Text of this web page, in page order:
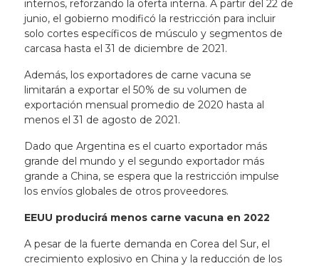
internos, reforzando la oferta interna. A partir del 22 de
junio, el gobierno modificó la restricción para incluir
solo cortes específicos de músculo y segmentos de
carcasa hasta el 31 de diciembre de 2021.
Además, los exportadores de carne vacuna se
limitarán a exportar el 50% de su volumen de
exportación mensual promedio de 2020 hasta al
menos el 31 de agosto de 2021.
Dado que Argentina es el cuarto exportador más
grande del mundo y el segundo exportador más
grande a China, se espera que la restricción impulse
los envíos globales de otros proveedores.
EEUU producirá menos carne vacuna en 2022
A pesar de la fuerte demanda en Corea del Sur, el
crecimiento explosivo en China y la reducción de los